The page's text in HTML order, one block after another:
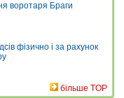
воротаря Браги
фізично і за рахунок
більше TOP